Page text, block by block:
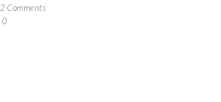
2 Comments
0